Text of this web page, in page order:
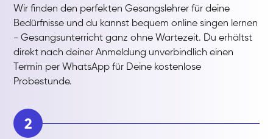
Wir finden den perfekten Gesangslehrer für deine
Bedürfnisse und du kannst bequem online singen lernen
- Gesangsunterricht ganz ohne Wartezeit. Du erhältst
direkt nach deiner Anmeldung unverbindlich einen
Termin per WhatsApp für Deine kostenlose
Probestunde.
2